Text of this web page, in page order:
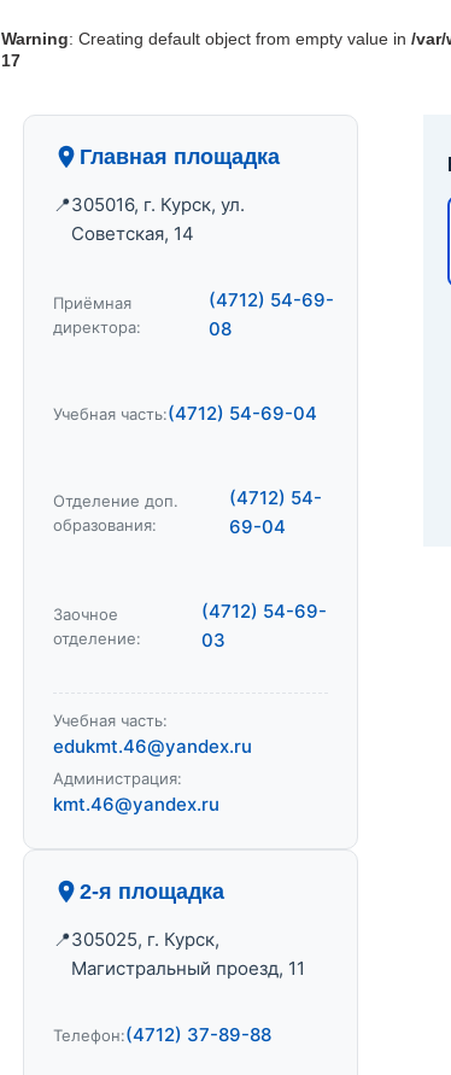
Warning: Creating default object from empty value in /
17
Главная площадка
305016, г. Курск, ул.
Советская, 14
Приёмная
директора:
(4712) 54-69-
08
Учебная часть:(4712) 54-69-04
Отделение доп.
образования:
(4712) 54-
69-04
Заочное
отделение:
(4712) 54-69-
03
Учебная часть:
edukmt.46@yandex.ru
Администрация:
kmt.46@yandex.ru
2-я площадка
305025, г. Курск,
Магистральный проезд, 11
Телефон:(4712) 37-89-88